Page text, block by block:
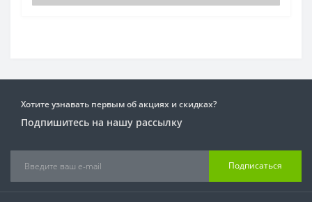
Хотите узнавать первым об акциях и скидках?
Подпишитесь на нашу рассылку
Подписаться